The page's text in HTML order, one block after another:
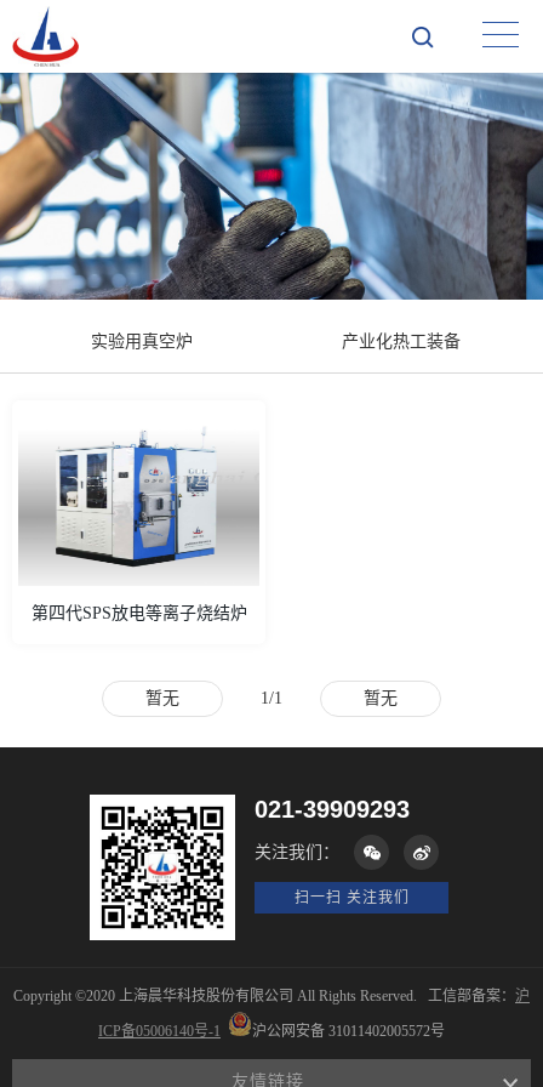
实验用真空炉 产业化热工装备
第四代SPS放电等离子烧结炉
暂无 1/1 暂无
021-39909293
关注我们：
扫一扫 关注我们
Copyright ©2020 上海晨华科技股份有限公司 All Rights Reserved. 工信部备案： 沪
ICP备05006140号-1 沪公网安备 31011402005572号
友情链接